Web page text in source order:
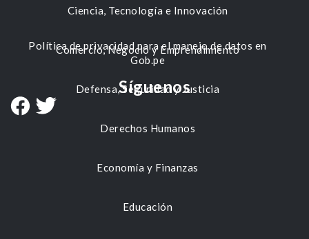
Ciencia, Tecnología e Innovación
Comercio, Negocio y Emprendimiento
Defensa, Seguridad y Justicia
Derechos Humanos
Economía y Finanzas
Educación
Política de privacidad para el manejo de datos en
Gob.pe
Síguenos